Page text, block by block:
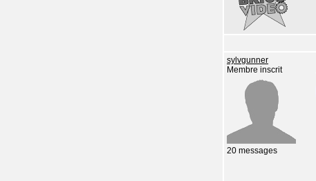
sylvgunner
Membre inscrit
20 messages